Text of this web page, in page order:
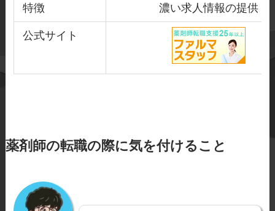
の競争が少なくなる可能性があり
ます。
◆スムーズな手続きと交渉
てくれます。求人応募から面接の
交渉などを代行してくれるため、
自身で手続きを行う手間やストレ
特徴 濃い求人情報の提供
公式サイト
薬剤師の転職の際に気を付けること